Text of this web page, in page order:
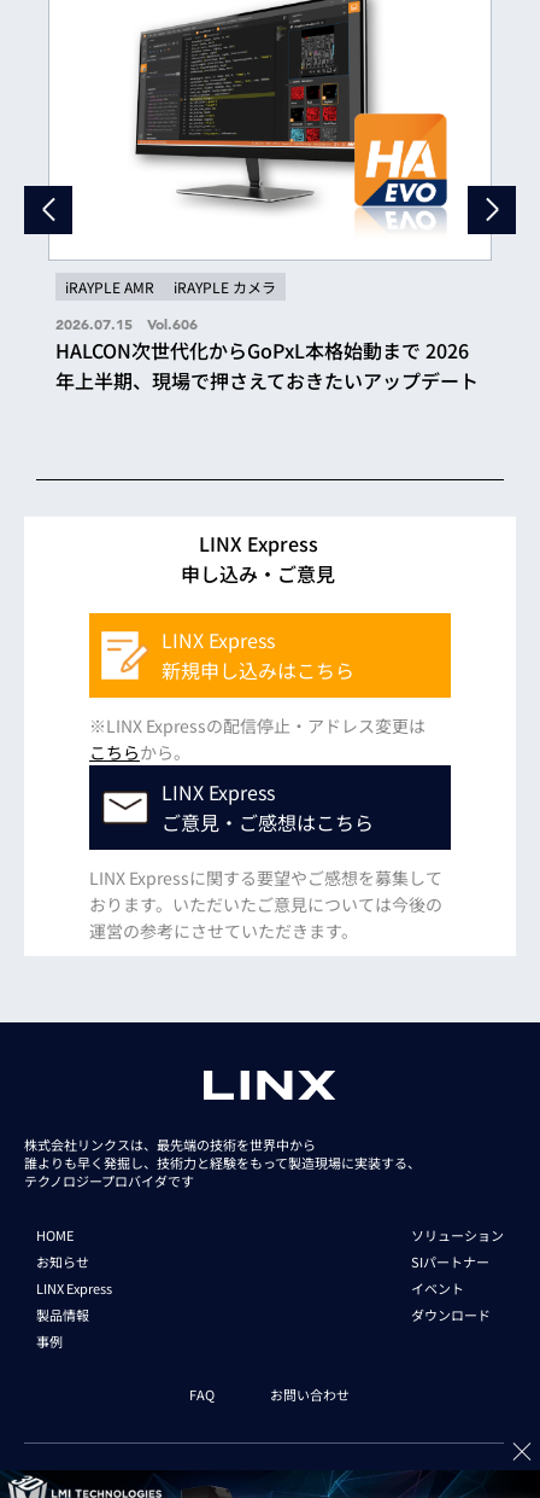
iRAYPLE AMR iRAYPLE カメラ
2026.07.15 Vol.606
HALCON次世代化からGoPxL本格始動まで 2026
年上半期、現場で押さえておきたいアップデート
LINX Express
申し込み・ご意見
LINX Express
新規申し込みはこちら
※LINX Expressの配信停止・アドレス変更は
こちらから。
LINX Express
ご意見・ご感想はこちら
LINX Expressに関する要望やご感想を募集して
おります。いただいたご意見については今後の
運営の参考にさせていただきます。
株式会社リンクスは、最先端の技術を世界中から
誰よりも早く発掘し、技術力と経験をもって製造現場に実装する、
テクノロジープロバイダです
HOME
お知らせ
LINX Express
製品情報
事例
ソリューション
SIパートナー
イベント
ダウンロード
FAQ お問い合わせ